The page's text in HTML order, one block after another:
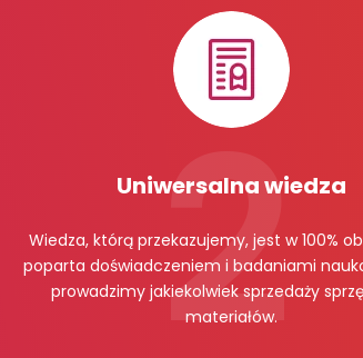
Uniwersalna wiedza
Wiedza, którą przekazujemy, jest w 100%
poparta doświadczeniem i badaniami
prowadzimy jakiekolwiek sprzedaży
materiałów.